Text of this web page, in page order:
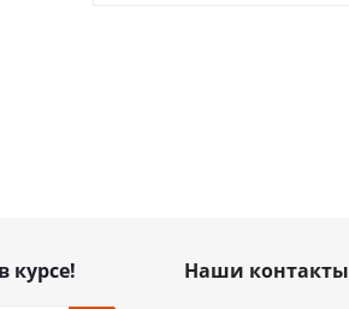
курсе!
Наши контакты